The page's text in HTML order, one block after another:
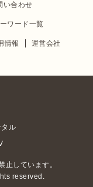
い合わせ
ワード一覧
情報 運営会社
ル
止しています。
reserved.